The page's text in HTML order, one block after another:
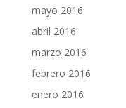
mayo 2016
abril 2016
marzo 2016
febrero 2016
enero 2016